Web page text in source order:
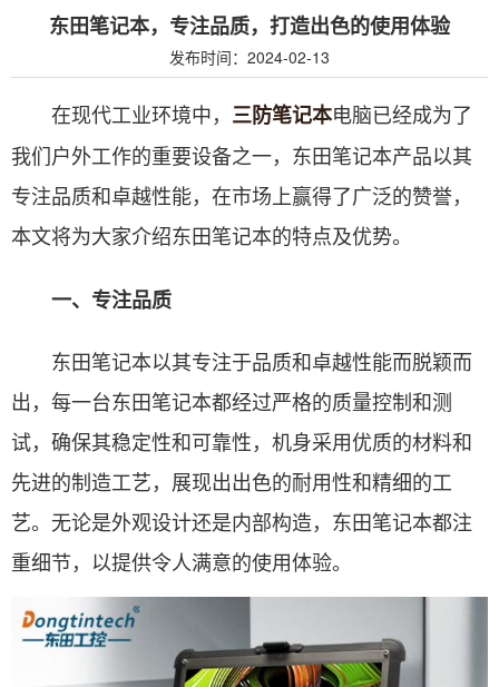
东田笔记本，专注品质，打造出色的使用体验
发布时间：2024-02-13
在现代工业环境中， 三防笔记本电脑已经成为了
我们户外工作的重要设备之一，东田笔记本产品以其
专注品质和卓越性能，在市场上赢得了广泛的赞誉，
本文将为大家介绍东田笔记本的特点及优势。
一、专注品质
东田笔记本以其专注于品质和卓越性能而脱颖而
出，每一台东田笔记本都经过严格的质量控制和测
试，确保其稳定性和可靠性，机身采用优质的材料和
先进的制造工艺，展现出出色的耐用性和精细的工
艺。无论是外观设计还是内部构造，东田笔记本都注
重细节，以提供令人满意的使用体验。